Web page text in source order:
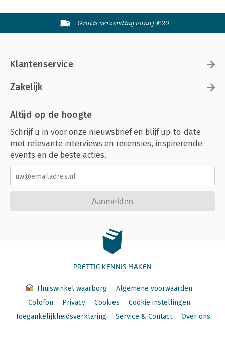
Gratis verzending vanaf €20
Klantenservice
Zakelijk
Altijd op de hoogte
Schrijf u in voor onze nieuwsbrief en blijf up-to-date
met relevante interviews en recensies, inspirerende
events en de beste acties.
Aanmelden
PRETTIG KENNIS MAKEN
Thuiswinkel waarborg
Algemene voorwaarden
Colofon
Privacy Cookies
Cookie instellingen
Toegankelijkheidsverklaring
Service & Contact Over ons